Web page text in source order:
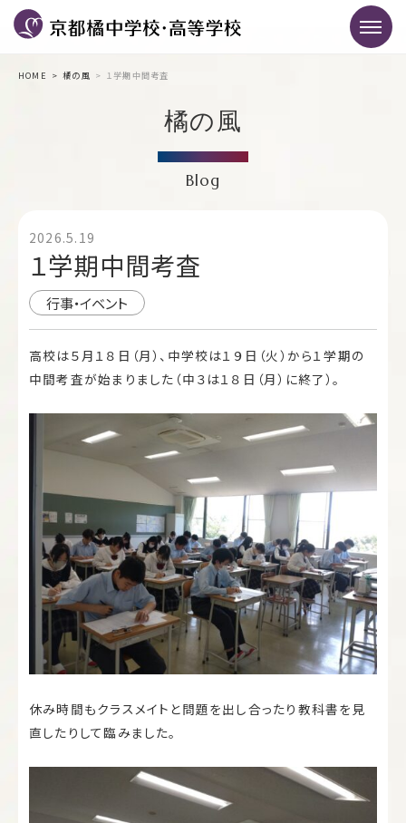
HOME 橘の風 １学期中間考査
橘の風
Blog
2026.5.19
１学期中間考査
行事・イベント
高校は５月１８日（月）、中学校は１９日（火）から１学期の
中間考査が始まりました（中３は１８日（月）に終了）。
休み時間もクラスメイトと問題を出し合ったり教科書を見
直したりして臨みました。